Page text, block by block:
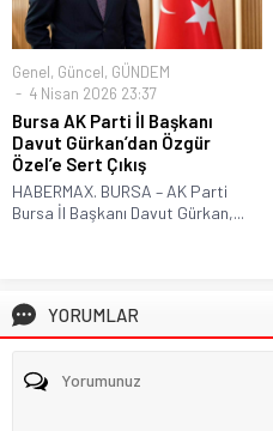
Genel, Güncel, GÜNDEM
4 Nisan 2026 23:37
Bursa AK Parti İl Başkanı
Davut Gürkan’dan Özgür
Özel’e Sert Çıkış
HABERMAX. BURSA – AK Parti
Bursa İl Başkanı Davut Gürkan,...
YORUMLAR